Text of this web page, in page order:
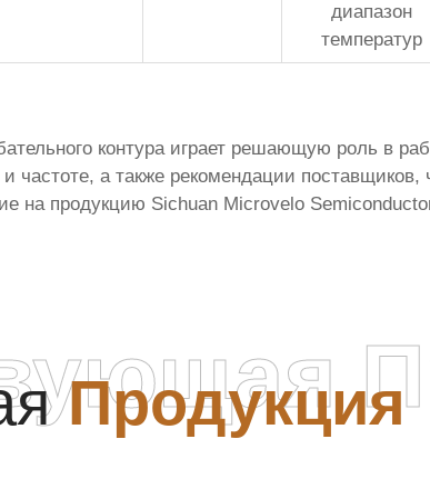
диапазон
температур
контураиграет решающую роль в
частоте, а также рекомендации
на продукцию Sichuan Microvelo
Продукция